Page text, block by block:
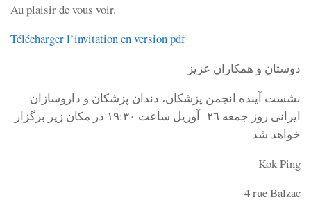
Au plaisir de vous voir.
Télécharger l’invitation en version pdf
دوستان و همكاران عزيز
نشست آينده انجمن پزشكان، دندان پزشكان و داروسازان
ايرانى روز جمعه ٢٦ آوريل ساعت ١٩:٣٠ در مكان زير برگزار
خواهد شد
Kok Ping
4 rue Balzac